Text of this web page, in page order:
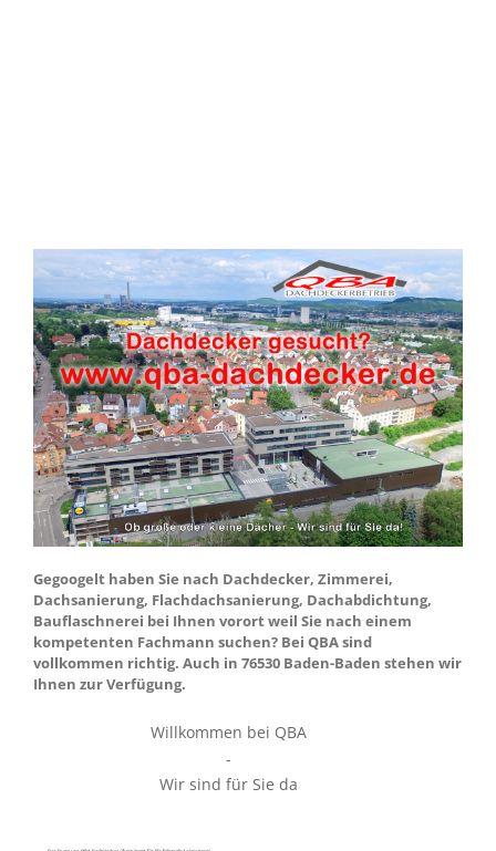
Gegoogelt haben Sie nach Dachdecker, Zimmerei,
Dachsanierung, Flachdachsanierung, Dachabdichtung,
Bauflaschnerei bei Ihnen vorort weil Sie nach einem
kompetenten Fachmann suchen? Bei QBA sind
vollkommen richtig. Auch in 76530 Baden-Baden stehen wir
Ihnen zur Verfügung.
Willkommen bei QBA
-
Wir sind für Sie da